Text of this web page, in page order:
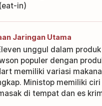
in)
Jaringan Utama
unggul dalam
populer dengan
memiliki variasi
Ministop memiliki ciri
di tempat dan es